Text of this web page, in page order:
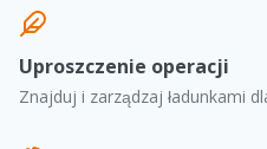
Uproszczenie operacji
Znajduj i zarządzaj ładunkami